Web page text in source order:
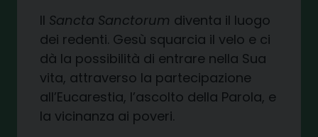
Il Sancta Sanctorum diventa il luogo
dei redenti. Gesù squarcia il velo e ci
dà la possibilità di entrare nella Sua
vita, attraverso la partecipazione
all’Eucarestia, l’ascolto della Parola, e
la vicinanza ai poveri.